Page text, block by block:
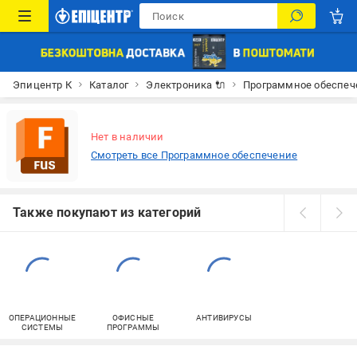
Эпицентр К Каталог Электроника 🔌 Программное
Нет в наличии
Смотреть все Программное обеспечение
Также покупают из категорий
ОПЕРАЦИОННЫЕ
СИСТЕМЫ
ОФИСНЫЕ
ПРОГРАММЫ
АНТИВИРУСЫ